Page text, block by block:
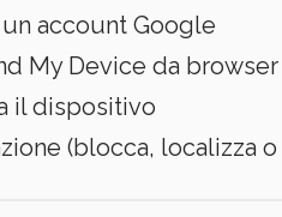
account Google
My Device da
il dispositivo
(blocca, localizza